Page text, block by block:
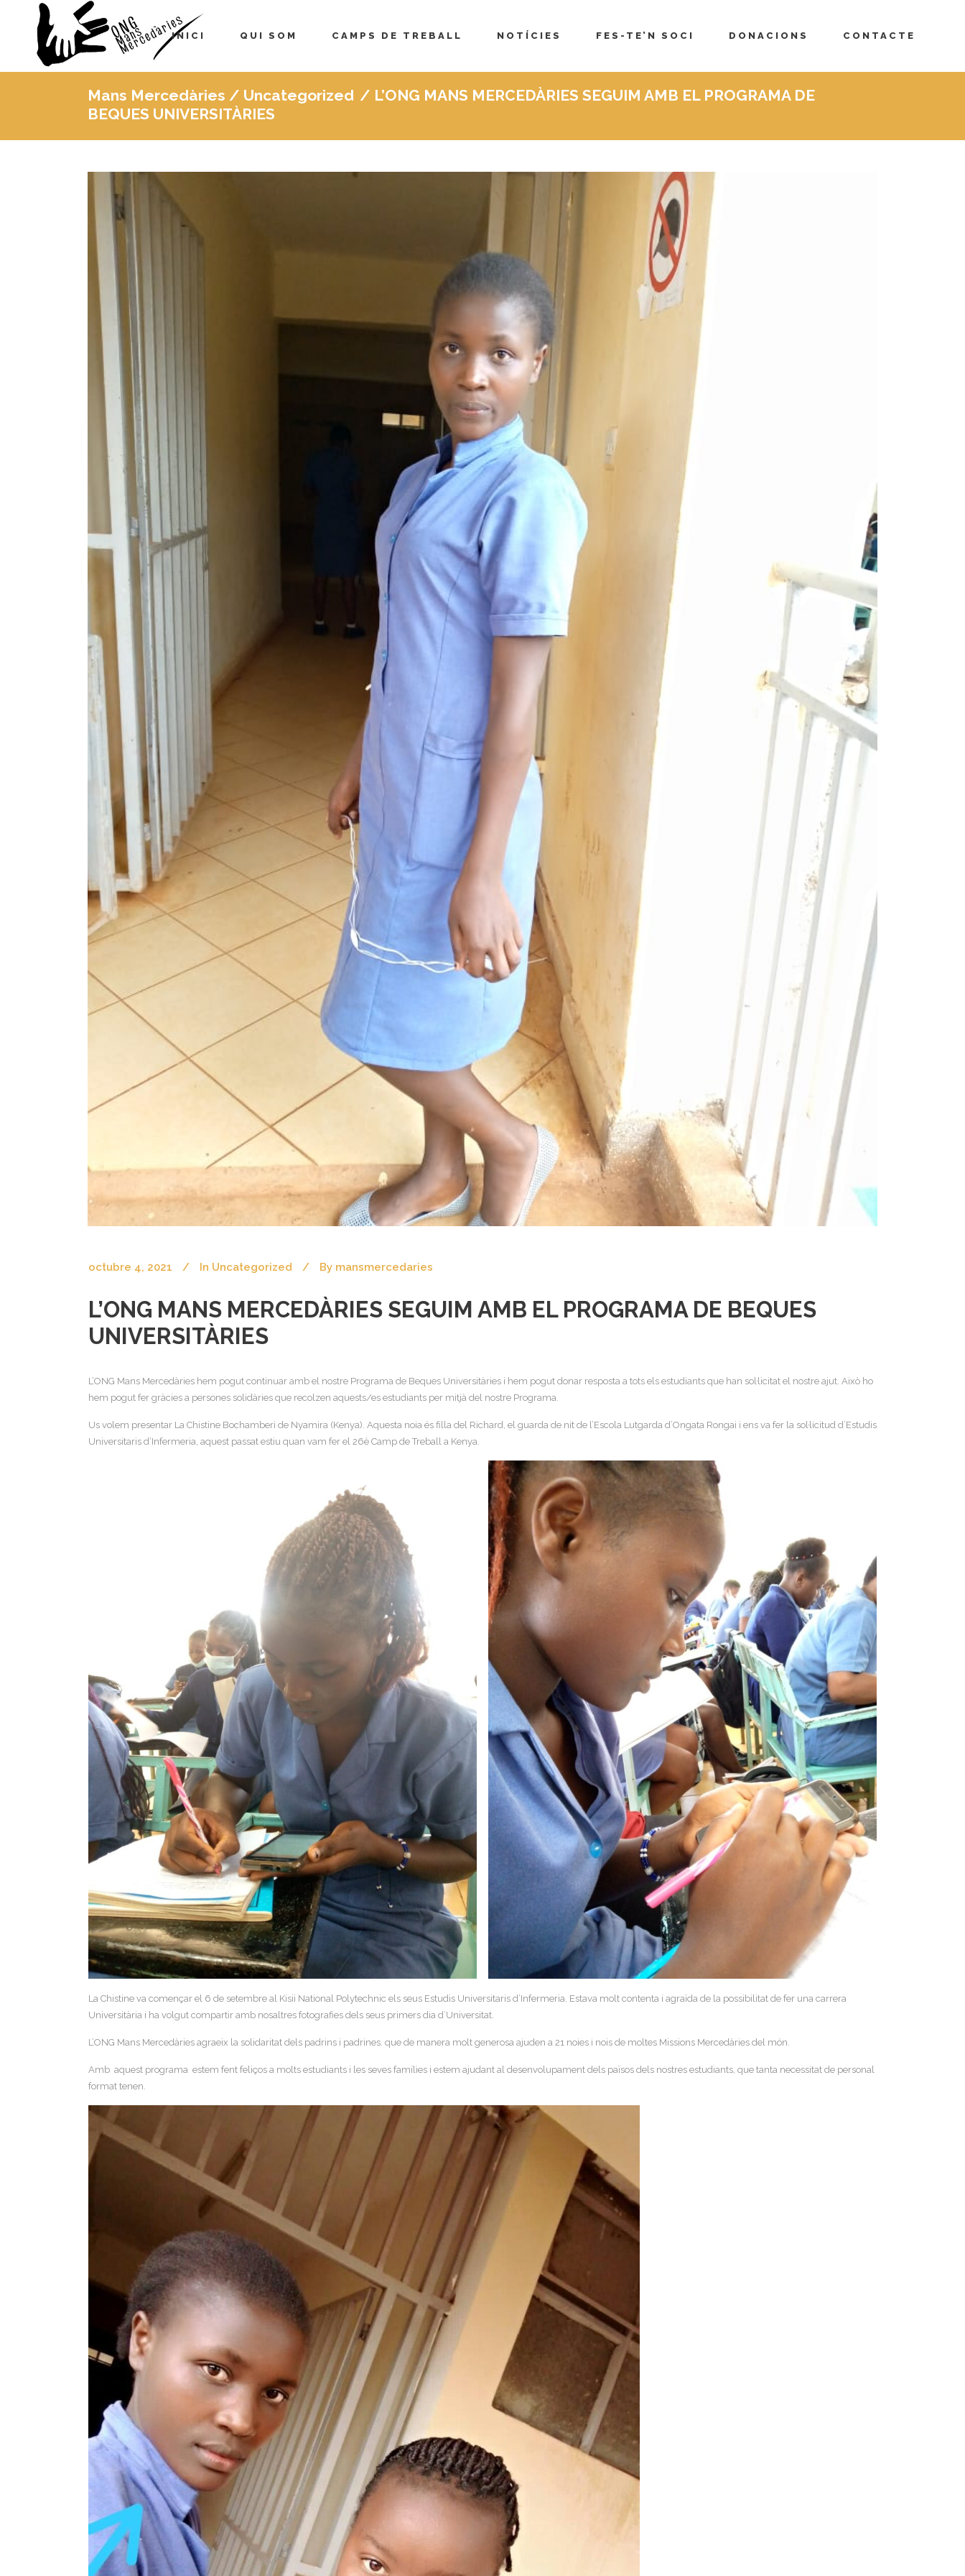
INICI QUI SOM CAMPS DE TREBALL NOTÍCIES FES-TE’N SOCI DONACIONS CONTACTE
Mans Mercedàries / Uncategorized / L’ONG MANS MERCEDÀRIES SEGUIM AMB EL PROGRAMA DE
BEQUES UNIVERSITÀRIES
octubre 4, 2021 In Uncategorized By mansmercedaries
L’ONG MANS MERCEDÀRIES SEGUIM AMB EL PROGRAMA DE BEQUES
UNIVERSITÀRIES
L’ONG Mans Mercedàries hem pogut continuar amb el nostre Programa de Beques Universitàries i hem pogut donar resposta a tots els estudiants que han sol·licitat el nostre ajut. Això ho
hem pogut fer gràcies a persones solidàries que recolzen aquests/es estudiants per mitjà del nostre Programa.
Us volem presentar La Chistine Bochamberi de Nyamira (Kenya). Aquesta noia és filla del Richard, el guarda de nit de l’Escola Lutgarda d’Ongata Rongai i ens va fer la sol·licitud d’Estudis
Universitaris d’Infermeria, aquest passat estiu quan vam fer el 26è Camp de Treball a Kenya.
La Chistine va començar el 6 de setembre al Kisii National Polytechnic els seus Estudis Universitaris d’Infermeria. Estava molt contenta i agraïda de la possibilitat de fer una carrera
Universitària i ha volgut compartir amb nosaltres fotografies dels seus primers dia d’Universitat.
L’ONG Mans Mercedàries agraeix la solidaritat dels padrins i padrines. que de manera molt generosa ajuden a 21 noies i nois de moltes Missions Mercedàries del món.
Amb aquest programa estem fent feliços a molts estudiants i les seves famílies i estem ajudant al desenvolupament dels països dels nostres estudiants, que tanta necessitat de personal
format tenen.